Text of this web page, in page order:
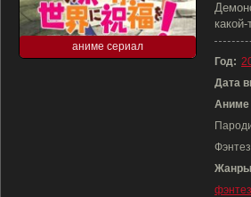
аниме сериал
какой-
Год:
Дата